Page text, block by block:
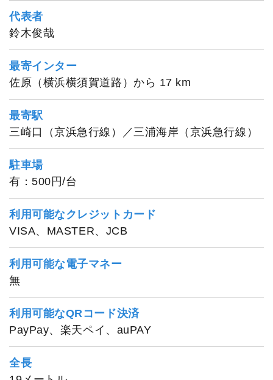
代表者
鈴木俊哉
最寄インター
佐原（横浜横須賀道路）から 17 km
最寄駅
三崎口（京浜急行線）／三浦海岸（京浜急行線）
駐車場
有：500円/台
利用可能なクレジットカード
VISA、MASTER、JCB
利用可能な電子マネー
無
利用可能なQRコード決済
PayPay、楽天ペイ、auPAY
全長